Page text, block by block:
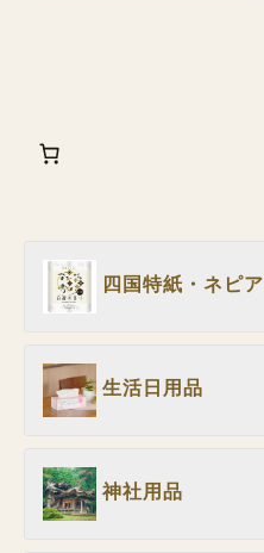
四国特紙・ネピア
生活日用品
神社用品